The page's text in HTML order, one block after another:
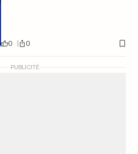
0 0
PUBLICITÉ